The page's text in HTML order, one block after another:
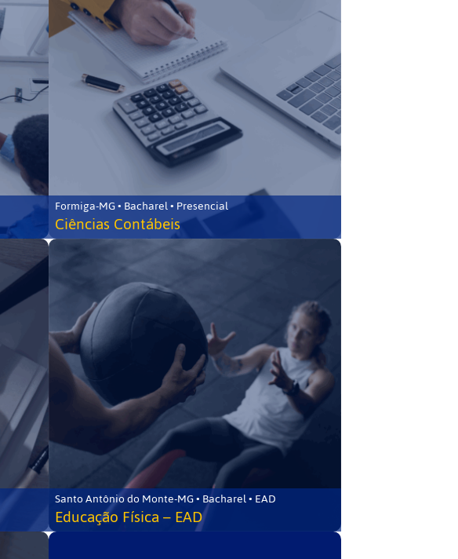
Formiga-MG • Bacharel • Presencial
Ciências Contábeis
Santo Antônio do Monte-MG • Bacharel • EAD
Educação Física – EAD